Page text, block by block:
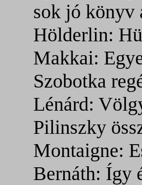
sok jó könyv
Hölderlin:
Makkai:
Szobotka
Lénárd:
Pilinszky
Montaigne:
Bernáth: Így